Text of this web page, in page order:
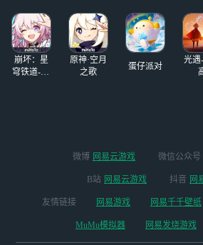
了旅程，就把这一
切当做研究课题的
一部分吧。」
崩坏：星
穹铁道-4.4
原神·空月
之歌
蛋仔派对
光遇
微博 网易云游戏 微信公众号
B站 网易云游戏 抖音 网
友情链接 网易游戏 网易千千壁纸
MuMu模拟器 网易发烧游戏